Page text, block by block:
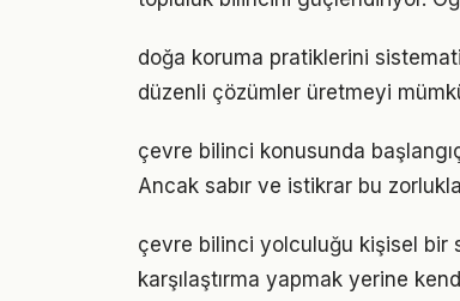
doğa koruma pratiklerini
düzenli çözümler üretmeyi
çevre bilinci konusunda
Ancak sabır ve istikrar bu
çevre bilinci yolculuğu kişisel bir
karşılaştırma yapmak yerine